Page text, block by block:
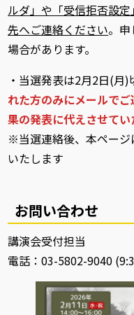
ルダ」や「受信拒否設
先へご連絡ください。
場合があります。
・当選発表は2月2日(月)
れた方のみにメールで
果の発表に代えさせてい
※当選連絡後、本ペー
いたします
お問い合わせ
講演会受付担当
電話：03-5802-9040